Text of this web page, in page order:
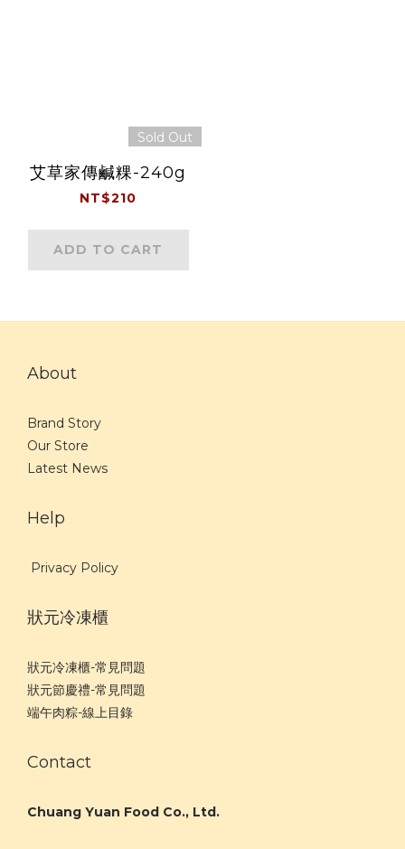
Sold Out
艾草家傳鹹粿-240g
NT$210
ADD TO CART
About
Brand Story
Our Store
Latest News
Help
Privacy Policy
狀元冷凍櫃
狀元冷凍櫃-常見問題
狀元節慶禮-常見問題
端午肉粽-線上目錄
Contact
Chuang Yuan Food Co., Ltd.